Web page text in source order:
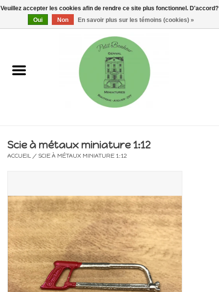
0 Articles - €0,00
Maisons, vitrines & kits
Electricité
Pièces uniques & objets de
collection
1/48ème
Fournitures bricolage
Scie à métaux miniature 1:12
ACCUEIL / SCIE À MÉTAUX MINIATURE 1:12
Veuillez accepter les cookies afin de rendre ce site plus fonctionnel. D'accord?
Oui
Non En savoir plus sur les témoins (cookies) »